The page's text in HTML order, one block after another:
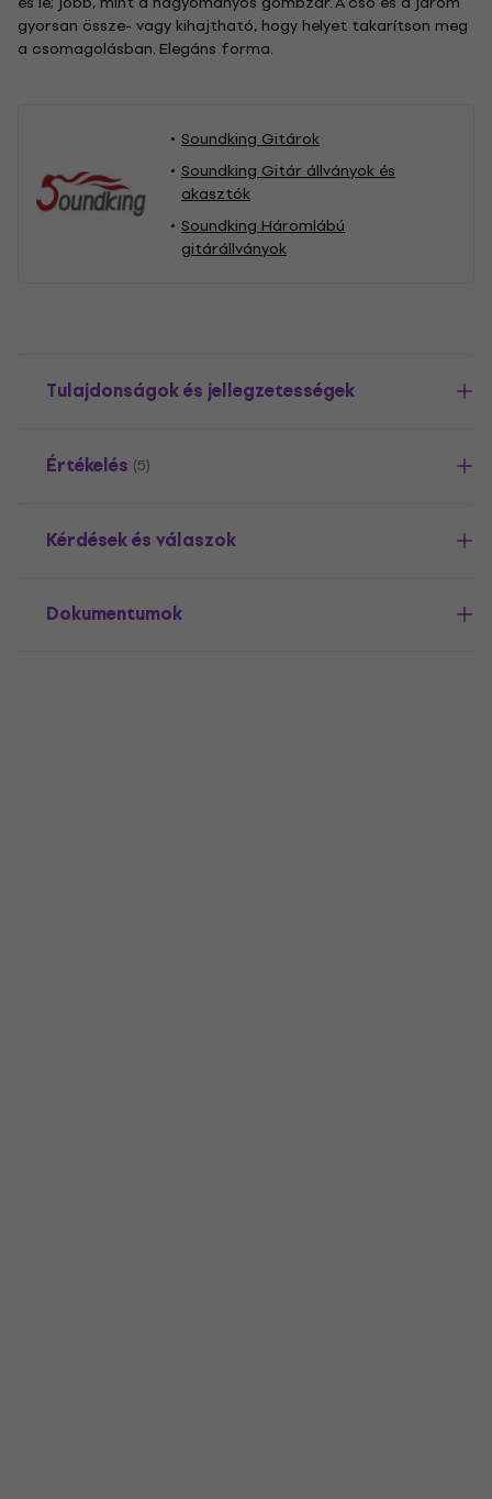
gyorsan össze- vagy kihajtható, hogy helyet takarítson meg
a csomagolásban. Elegáns forma.
Soundking Gitárok
Soundking Gitár állványok és
akasztók
Soundking Háromlábú
gitárállványok
Tulajdonságok és jellegzetességek
Értékelés (5)
Kérdések és válaszok
Dokumentumok